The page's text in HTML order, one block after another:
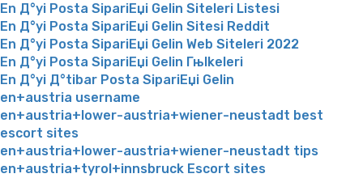
En Д°yi Posta SipariЕџi Gelin Siteleri Listesi
En Д°yi Posta SipariЕџi Gelin Sitesi Reddit
En Д°yi Posta SipariЕџi Gelin Web Siteleri 2022
En Д°yi Posta SipariЕџi Gelin Гњlkeleri
En Д°yi Д°tibar Posta SipariЕџi Gelin
en+austria username
en+austria+lower-austria+wiener-neustadt best
escort sites
en+austria+lower-austria+wiener-neustadt tips
en+austria+tyrol+innsbruck Escort sites